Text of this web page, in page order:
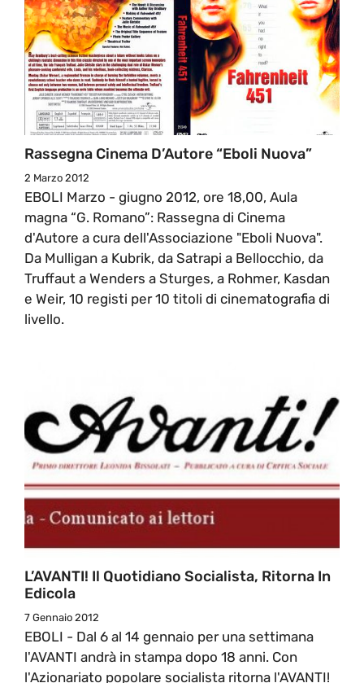
Rassegna Cinema D’Autore “Eboli Nuova”
2 Marzo 2012
EBOLI Marzo - giugno 2012, ore 18,00, Aula
magna “G. Romano”: Rassegna di Cinema
d'Autore a cura dell'Associazione "Eboli Nuova".
Da Mulligan a Kubrik, da Satrapi a Bellocchio, da
Truffaut a Wenders a Sturges, a Rohmer, Kasdan
e Weir, 10 registi per 10 titoli di cinematografia di
livello.
L’AVANTI! Il Quotidiano Socialista, Ritorna In
Edicola
7 Gennaio 2012
EBOLI - Dal 6 al 14 gennaio per una settimana
l'AVANTI andrà in stampa dopo 18 anni. Con
l'Azionariato popolare socialista ritorna l'AVANTI!